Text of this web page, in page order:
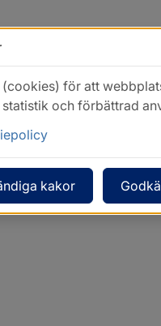
för att
och förbättrad
kakor